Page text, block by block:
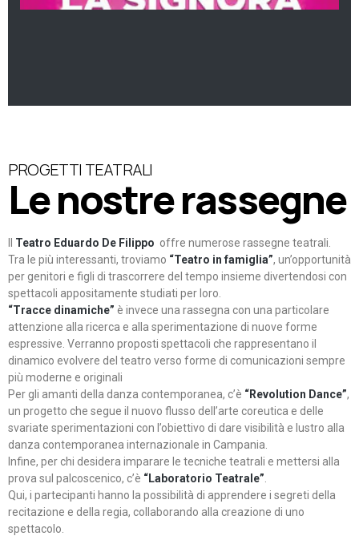
PROGETTI TEATRALI
Le nostre rassegne
Teatro Eduardo De Filippo offre numerose rassegne teatrali.
Tra le più interessanti, troviamo “Teatro in famiglia”, un’opportunità
per genitori e figli di trascorrere del tempo insieme divertendosi con
spettacoli appositamente studiati per loro.
“Tracce dinamiche” è invece una rassegna con una particolare
attenzione alla ricerca e alla sperimentazione di nuove forme
espressive. Verranno proposti spettacoli che rappresentano il
dinamico evolvere del teatro verso forme di comunicazioni sempre
più moderne e originali
Per gli amanti della danza contemporanea, c’è “Revolution Dance”,
un progetto che segue il nuovo flusso dell’arte coreutica e delle
svariate sperimentazioni con l’obiettivo di dare visibilità e lustro alla
danza contemporanea internazionale in Campania.
Infine, per chi desidera imparare le tecniche teatrali e mettersi alla
prova sul palcoscenico, c’è “Laboratorio Teatrale”
Qui, i partecipanti hanno la possibilità di apprendere i segreti della
recitazione e della regia, collaborando alla creazione di uno
spettacolo.